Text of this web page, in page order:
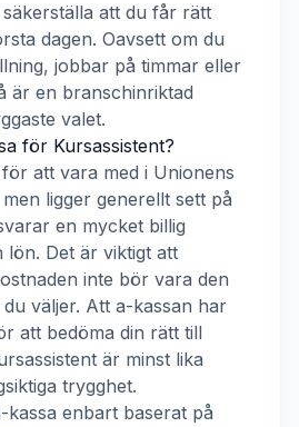
att du får rätt
dagen. Oavsett om du
jobbar på timmar eller
är en branschinriktad
valet.
för Kursassistent?
att vara med i Unionens
ligger generellt sett på
en mycket billig
Det är viktigt att
inte bör vara den
väljer. Att a-kassan har
att bedöma din rätt till
är minst lika
trygghet.
kassa enbart baserat på